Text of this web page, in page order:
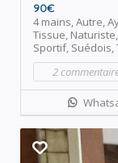
90€
4 mains,Autre,
Tissue, Naturiste,
Sportif, Suédois,
2